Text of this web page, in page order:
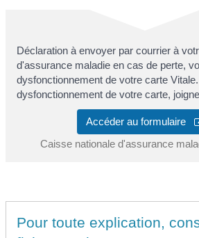
Déclaration à envoyer par courrier à
d'assurance maladie en cas de perte,
dysfonctionnement de votre carte
dysfonctionnement de votre carte,
Accéder au formulaire
Caisse nationale d'assurance
Pour toute explication,